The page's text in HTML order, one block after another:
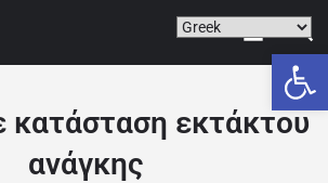
κατάσταση εκτάκτου
ανάγκης